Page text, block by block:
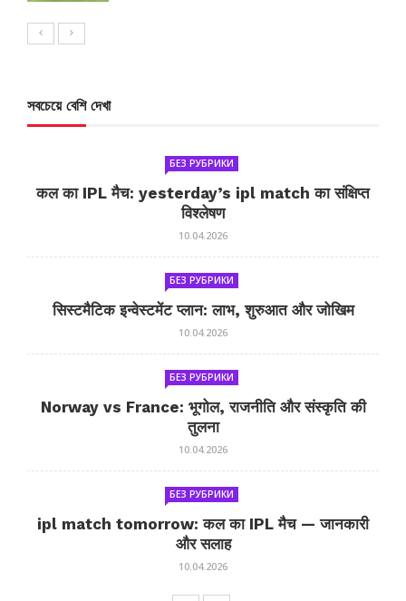
সবচেয়ে বেশি দেখা
БЕЗ РУБРИКИ
कल का IPL मैच: yesterday’s ipl match का संक्षिप्त
विश्लेषण
10.04.2026
БЕЗ РУБРИКИ
सिस्टमैटिक इन्वेस्टमेंट प्लान: लाभ, शुरुआत और जोखिम
10.04.2026
БЕЗ РУБРИКИ
Norway vs France: भूगोल, राजनीति और संस्कृति की
तुलना
10.04.2026
БЕЗ РУБРИКИ
ipl match tomorrow: कल का IPL मैच — जानकारी
और सलाह
10.04.2026